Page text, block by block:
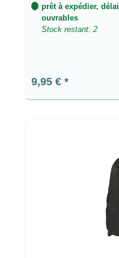
prêt à expédier,
ouvrables
Stock restant: 2
Prix régulier :
9,95 €